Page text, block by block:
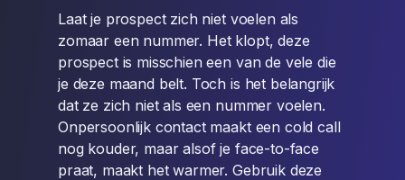
Laat je prospect zich niet voelen als
zomaar een nummer. Het klopt, deze
prospect is misschien een van de vele die
je deze maand belt. Toch is het belangrijk
dat ze zich niet als een nummer voelen.
Onpersoonlijk contact maakt een cold call
nog kouder, maar alsof je face-to-face
praat, maakt het warmer. Gebruik deze